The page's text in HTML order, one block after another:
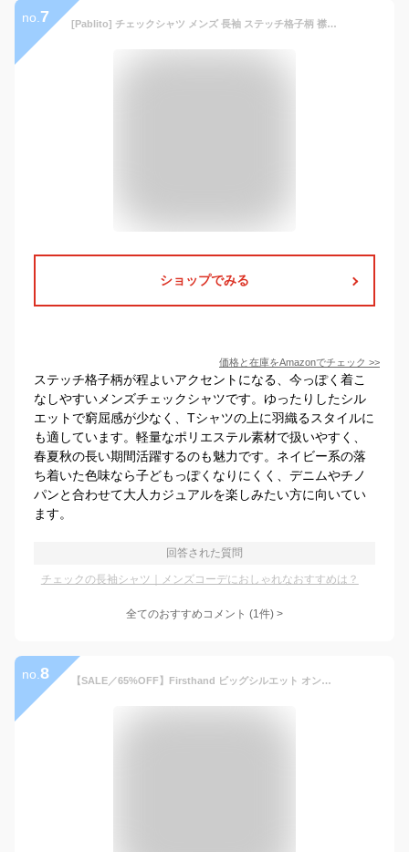
no. 7 [Pablito] チェックシャツ メンズ 長袖 ステッチ格子柄 襟付き ゆったり カジュアル 春 夏 秋 ポリエステル 軽量 大きいサイズ M〜3XL (JP, アルファベット, L, ネイビー)
ショップでみる
価格と在庫をAmazonでチェック >>
ステッチ格子柄が程よいアクセントになる、今っぽく着こ
なしやすいメンズチェックシャツです。ゆったりしたシル
エットで窮屈感が少なく、Tシャツの上に羽織るスタイルに
も適しています。軽量なポリエステル素材で扱いやすく、
春夏秋の長い期間活躍するのも魅力です。ネイビー系の落
ち着いた色味なら子どもっぽくなりにくく、デニムやチノ
パンと合わせて大人カジュアルを楽しみたい方に向いてい
ます。
回答された質問
チェックの長袖シャツ｜メンズコーデにおしゃれなおすすめは？
全てのおすすめコメント (1件) >
no. 8 【SALE／65%OFF】Firsthand ビッグシルエット オンブレ チェックシャツ / 長袖 / レギュラーカラー 26SS フリークスストア トップス シャツ・ブラウス ブラック グレー ホワイト【RBA_E】